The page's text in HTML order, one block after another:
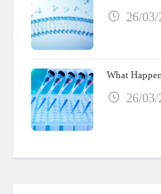
26/03/
What
26/03/